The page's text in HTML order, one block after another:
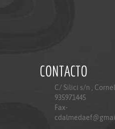
CONTACTO
C/ Silici s/n ,
935971445
Fax-